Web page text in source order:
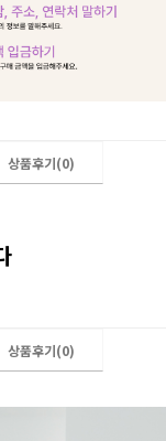
상품후기(0)
상품후기(0)